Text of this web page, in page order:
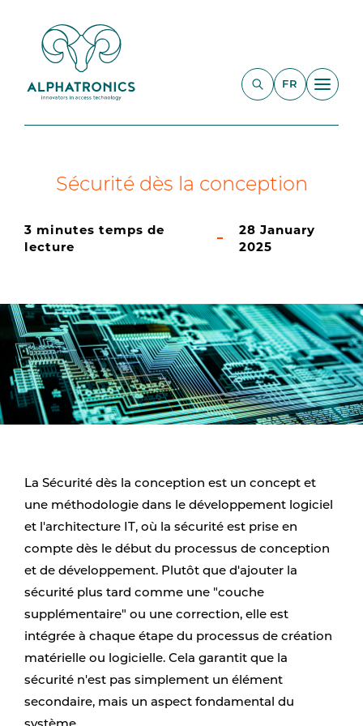
FR
Sécurité dès la conception
3 minutes temps de
lecture
28 January
2025
La Sécurité dès la conception est un concept et
une méthodologie dans le développement logiciel
et l'architecture IT, où la sécurité est prise en
compte dès le début du processus de conception
et de développement. Plutôt que d'ajouter la
sécurité plus tard comme une "couche
supplémentaire" ou une correction, elle est
intégrée à chaque étape du processus de création
matérielle ou logicielle. Cela garantit que la
sécurité n'est pas simplement un élément
secondaire, mais un aspect fondamental du